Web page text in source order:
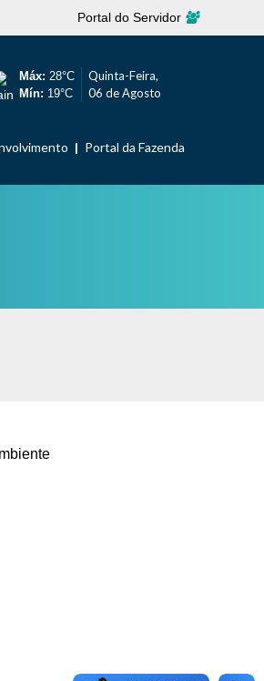
Portal do Servidor
Máx: 28°C
Mín: 19°C
Quinta-Feira,
06 de Agosto
Portal da Fazenda